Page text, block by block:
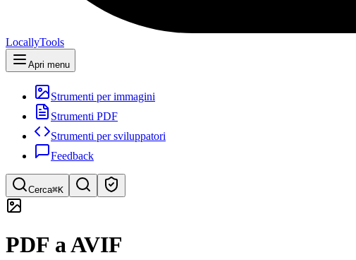
LocallyTools
Apri menu
Strumenti per immagini
Strumenti PDF
Strumenti per sviluppatori
Feedback
Cerca⌘K
Ricerca rapida di strumenti
PDF a AVIF